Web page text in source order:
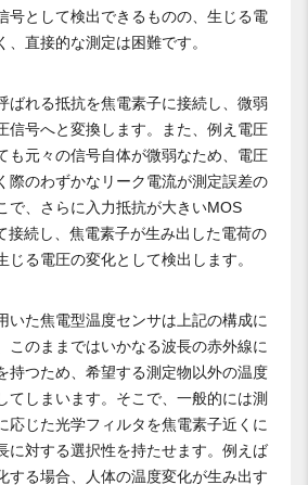
号として検出できるものの、生じる電
直接的な測定は困難です。
ばれる抵抗を焦電素子に接続し、微弱
信号へと変換します。また、例え電圧
も元々の信号自体が微弱なため、電圧
際のわずかなリーク電流が測定誤差の
で、さらに入力抵抗が大きいMOS
接続し、焦電素子が生み出した電荷の
じる電圧の変化として検出します。
いた焦電型温度センサは上記の構成に
このままではいかなる波長の赤外線に
持つため、希望する測定物以外の温度
てしまいます。そこで、一般的には測
応じた光学フィルタを焦電素子近くに
に対する選択性を持たせます。例えば
する場合、人体の温度変化が生み出す